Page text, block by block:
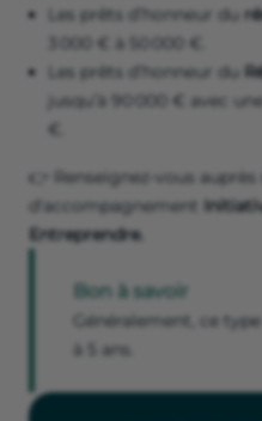
Les prêts d’honneur du
3 000 € à 50 000 €.
Les prêts d’honneur du
jusqu’à 90 000 € avec
€.
👉 Renseignez-vous auprès
d'accompagnement
Entreprendre.
Bon à savoir
Généralement, ce
à 5 ans.